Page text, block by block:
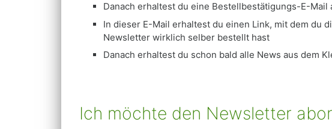
Danach erhaltest du eine Bestellbestätigungs-E-
In dieser E-Mail erhaltest du einen Link, mit dem du
Newsletter wirklich selber bestellt hast
Danach erhaltest du schon bald alle News aus dem
Ich möchte den Newsletter